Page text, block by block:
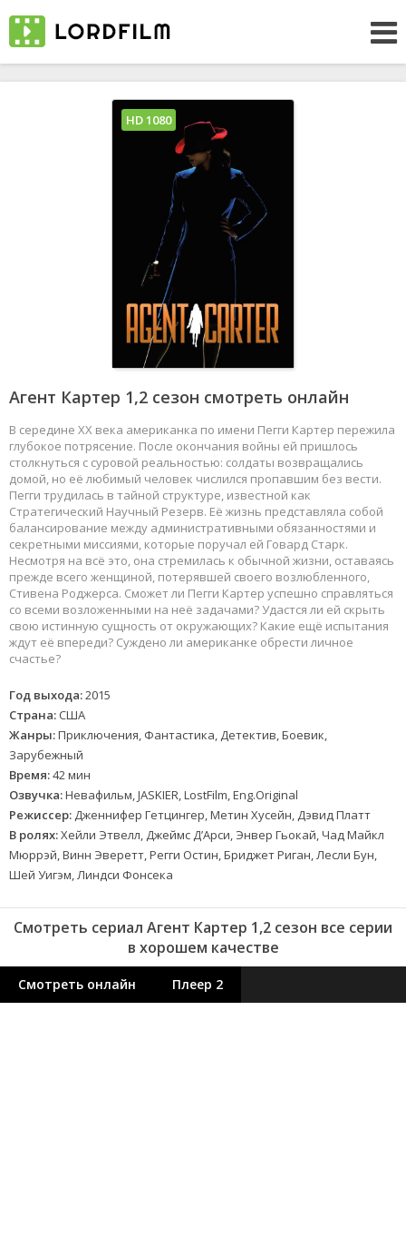
Агент Картер 1,2 сезон смотреть онлайн
В середине XX века американка по имени Пегги Картер пережила
глубокое потрясение. После окончания войны ей пришлось
столкнуться с суровой реальностью: солдаты возвращались
домой, но её любимый человек числился пропавшим без вести.
Пегги трудилась в тайной структуре, известной как
Стратегический Научный Резерв. Её жизнь представляла собой
балансирование между административными обязанностями и
секретными миссиями, которые поручал ей Говард Старк.
Несмотря на всё это, она стремилась к обычной жизни, оставаясь
прежде всего женщиной, потерявшей своего возлюбленного,
Стивена Роджерса. Сможет ли Пегги Картер успешно справляться
со всеми возложенными на неё задачами? Удастся ли ей скрыть
свою истинную сущность от окружающих? Какие ещё испытания
ждут её впереди? Суждено ли американке обрести личное
счастье?
Год выхода:2015
Страна: США
Жанры:Приключения, Фантастика, Детектив, Боевик,
Зарубежный
Время:42 мин
Озвучка:Невафильм, JASKIER, LostFilm, Eng.Original
Режиссер: Дженнифер Гетцингер, Метин Хусейн, Дэвид Платт
В ролях:Хейли Этвелл, Джеймс Д’Арси, Энвер Гьокай, Чад Майкл
Мюррэй, Винн Эверетт, Регги Остин, Бриджет Риган, Лесли Бун,
Шей Уигэм, Линдси Фонсека
HD 1080
Смотреть сериал Агент Картер 1,2 сезон все серии
в хорошем качестве
Смотреть онлайн Плеер 2